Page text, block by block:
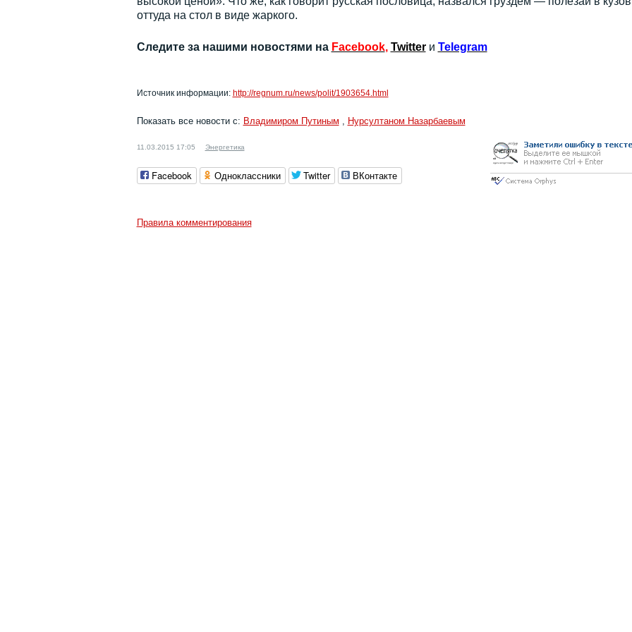
оттуда на стол в виде жаркого.
Следите за нашими новостями на Facebook, Twitter и Telegram
Источник информации: http://regnum.ru/news/polit/1903654.html
Показать все новости с: Владимиром Путиным , Нурсултаном Назарбаевым
11.03.2015 17:05 Энергетика
Facebook Одноклассники Twitter ВКонтакте
Правила комментирования